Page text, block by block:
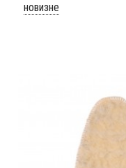
новизне